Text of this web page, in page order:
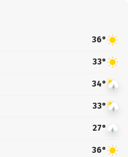
36°
33°
34°
33°
27°
36°